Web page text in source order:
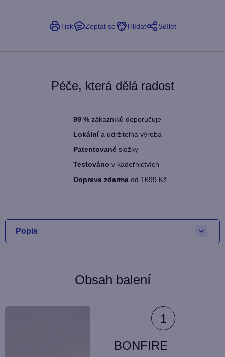
Tisk Zeptat se Hlídat Sdílet
Péče, která dělá radost
99 % zákazníků doporučuje
Lokální a udržitelná výroba
Patentované složky
Testováno v kadeřnictvích
Doprava zdarma od 1699 Kč
Popis
Obsah balení
BONFIRE